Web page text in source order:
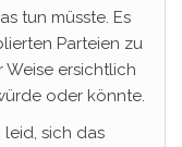
tun müsste. Es
Parteien zu
Weise ersichtlich
oder könnte.
leid, sich das